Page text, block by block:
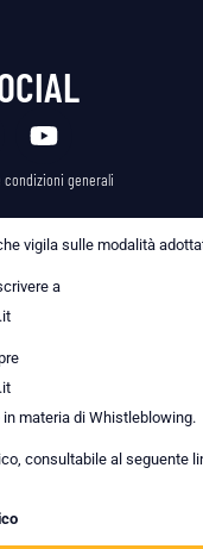
condizioni generali
vigila sulle modalità
a
in materia di Whistleblowing.
consultabile al seguente